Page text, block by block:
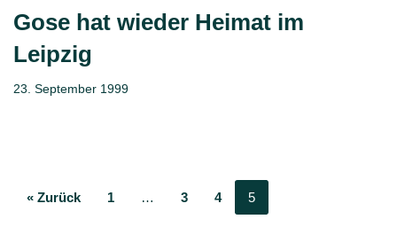
Gose hat wieder Heimat im
Leipzig
23. September 1999
« Zurück 1 … 3 4 5